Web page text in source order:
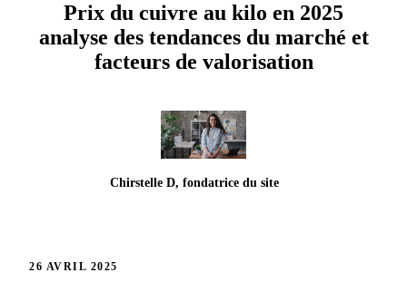
Prix du cuivre au kilo en 2025
analyse des tendances du marché et
facteurs de valorisation
Chirstelle D, fondatrice du site
26 AVRIL 2025